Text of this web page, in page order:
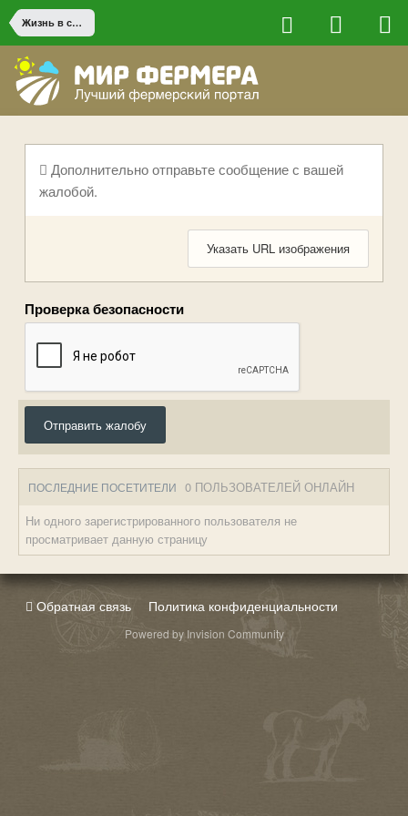
Жизнь в сельской местности
Дополнительно отправьте сообщение с вашей
жалобой.
Указать URL изображения
Проверка безопасности
Отправить жалобу
ПОСЛЕДНИЕ ПОСЕТИТЕЛИ 0 ПОЛЬЗОВАТЕЛЕЙ ОНЛАЙН
Ни одного зарегистрированного пользователя не
просматривает данную страницу
Обратная связь Политика конфиденциальности
Powered by Invision Community